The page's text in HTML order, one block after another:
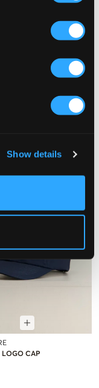
Show details
LOGO CAP